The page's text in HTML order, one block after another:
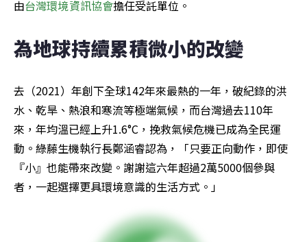
由台灣環境資訊協會擔任受託單位。
為地球持續累積微小的改變
去（2021）年創下全球142年來最熱的一年，破紀錄的洪
水、乾旱、熱浪和寒流等極端氣候，而台灣過去110年
來，年均溫已經上升1.6°C，挽救氣候危機已成為全民運
動。綠藤生機執行長鄭涵睿認為，「只要正向動作，即使
『小』也能帶來改變。謝謝這六年超過2萬5000個參與
者，一起選擇更具環境意識的生活方式。」